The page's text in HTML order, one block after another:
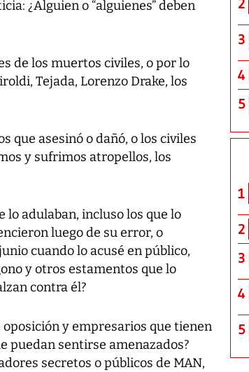
¿Alguien o “alguienes” deben
de los muertos civiles, o por lo
Tejada, Lorenzo Drake, los
que asesinó o dañó, o los civiles
y sufrimos atropellos, los
lo adulaban, incluso los que lo
luego de su error, o
cuando lo acusé en público,
y otros estamentos que lo
contra él?
y empresarios que tienen
puedan sentirse amenazados?
secretos o públicos de MAN,
3
4
5
1
2
3
4
5